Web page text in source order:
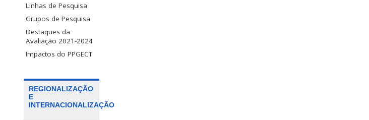
Linhas de Pesquisa
Grupos de Pesquisa
Destaques da
Avaliação 2021-2024
Impactos do PPGECT
REGIONALIZAÇÃO
E
INTERNACIONALIZAÇÃO